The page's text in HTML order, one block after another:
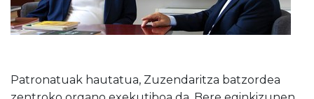
Patronatuak hautatua, Zuzendaritza batzordea